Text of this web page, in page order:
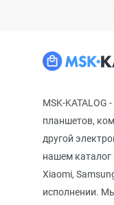
MSK-
планшетов,
другой
нашем каталог
Xiaomi,
исполнении.